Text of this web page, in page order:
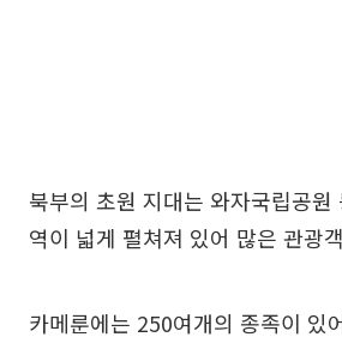
북부의 초원 지대는 와자국립공원
역이 넓게 펼쳐져 있어 많은 관광
카메룬에는 250여개의 종족이 있